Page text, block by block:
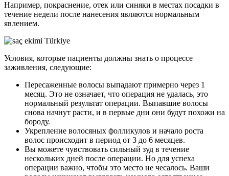
Например, покраснение, отек или синяки в местах посадки в
течение недели после нанесения являются нормальным
явлением.
Условия, которые пациенты должны знать о процессе
заживления, следующие:
Пересаженные волосы выпадают примерно через 1
месяц. Это не означает, что операция не удалась, это
нормальный результат операции. Выпавшие волосы
снова начнут расти, и в первые дни они будут похожи на
бороду.
Укрепление волосяных фолликулов и начало роста
волос происходит в период от 3 до 6 месяцев.
Вы можете чувствовать сильный зуд в течение
нескольких дней после операции. Но для успеха
операции важно, чтобы это место не чесалось. Ваши